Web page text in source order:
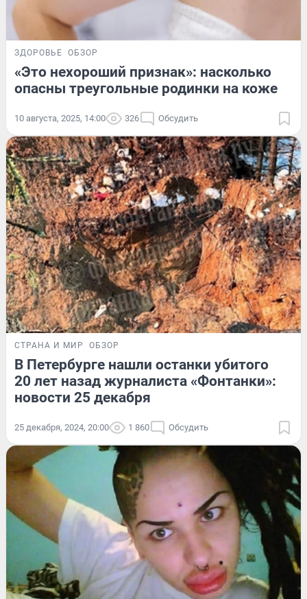
ЗДОРОВЬЕ ОБЗОР
«Это нехороший признак»: насколько
опасны треугольные родинки на коже
10 августа, 2025, 14:00 326 Обсудить
СТРАНА И МИР ОБЗОР
В Петербурге нашли останки убитого
20 лет назад журналиста «Фонтанки»:
новости 25 декабря
25 декабря, 2024, 20:00 1 860 Обсудить